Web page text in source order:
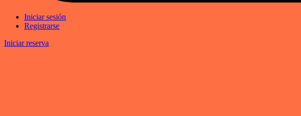
Iniciar sesión
Registrarse
Iniciar reserva